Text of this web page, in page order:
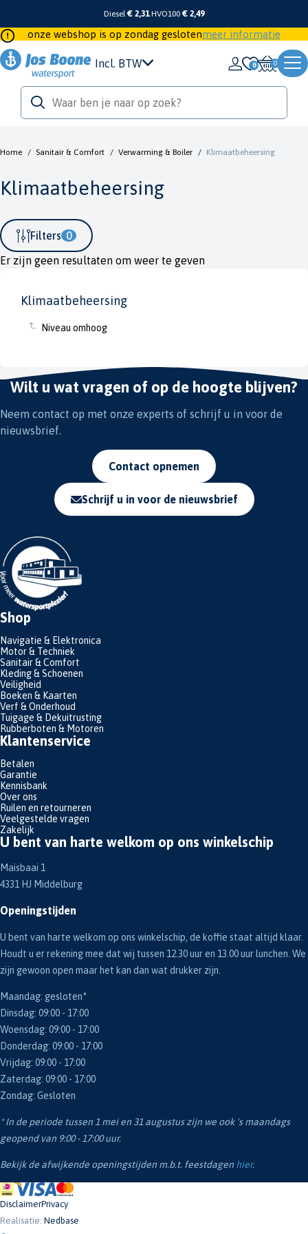
Diesel€ 2,31 HVO100 € 2,49
onze webshop is op zondag geslotenmeer informatie
Incl. BTW 0
Home / Sanitair & Comfort / Verwarming & Boiler / Klimaatbeheersing
Klimaatbeheersing
Niveau omhoog
Klimaatbeheersing
Filters 0
Er zijn geen resultaten om weer te geven
Wilt u wat vragen of op de hoogte blijven?
Neem contact op met onze experts of schrijf u in voor de
nieuwsbrief.
Contact opnemen
Schrijf u in voor de nieuwsbrief
Shop
Navigatie & Elektronica
Motor & Techniek
Sanitair & Comfort
Kleding & Schoenen
Veiligheid
Boeken & Kaarten
Verf & Onderhoud
Tuigage & Dekuitrusting
Rubberboten & Motoren
Klantenservice
Betalen
Garantie
Kennisbank
Over ons
Ruilen en retourneren
Veelgestelde vragen
Zakelijk
U bent van harte welkom op ons winkelschip
Maisbaai 1
4331 HJ Middelburg
Openingstijden
U bent van harte welkom op ons winkelschip, de koffie staat altijd klaar.
Houdt u er rekening mee dat wij tussen 12.30 uur en 13.00 uur lunchen. We
zijn gewoon open maar het kan dan wat drukker zijn.
Maandag: gesloten*
Dinsdag: 09:00 - 17:00
Woensdag: 09:00 - 17:00
Donderdag: 09:00 - 17:00
Vrijdag: 09:00 - 17:00
Zaterdag: 09:00 - 17:00
Zondag: Gesloten
* In de periode tussen 1 mei en 31 augustus zijn we ook 's maandags
geopend van 9:00 - 17:00 uur.
Bekijk de afwijkende openingstijden m.b.t. feestdagen hier.
DisclaimerPrivacy
Realisatie: Nedbase